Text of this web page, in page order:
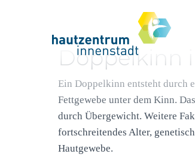
Doppelkinn
Ein Doppelkinn entsteht durch
Fettgewebe unter dem Kinn.
durch Übergewicht. Weitere
fortschreitendes Alter,
Hautgewebe.